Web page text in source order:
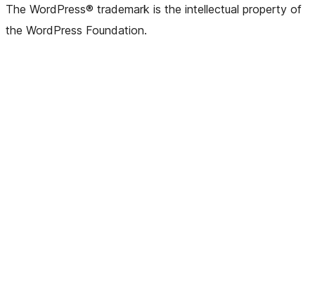
The WordPress® trademark is the intellectual property of
the WordPress Foundation.